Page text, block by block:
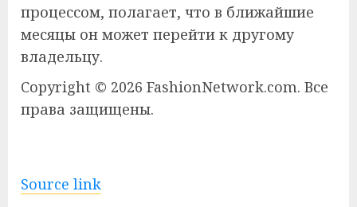
процессом, полагает, что в ближайшие
месяцы он может перейти к другому
владельцу.
Copyright © 2026 FashionNetwork.com. Все
права защищены.
Source link